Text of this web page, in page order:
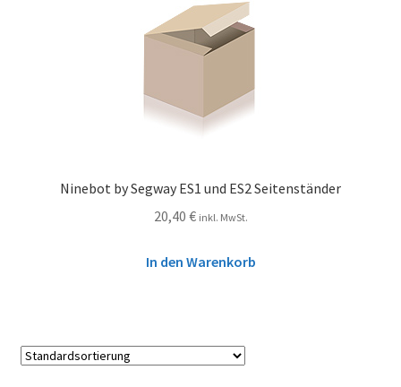
Ninebot by Segway ES1 und ES2 Seitenständer
20,40 € inkl. MwSt.
In den Warenkorb